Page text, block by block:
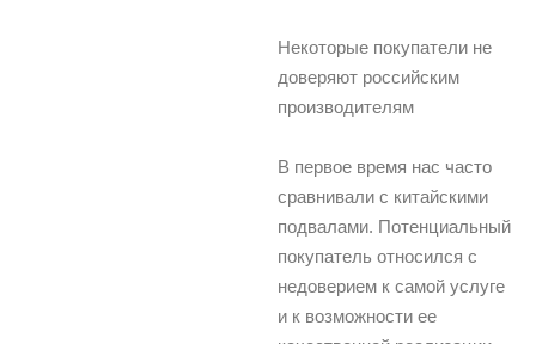
Некоторые покупатели не
доверяют российским
производителям
В первое время нас часто
сравнивали с китайскими
подвалами. Потенциальный
покупатель относился с
недоверием к самой услуге
и к возможности ее